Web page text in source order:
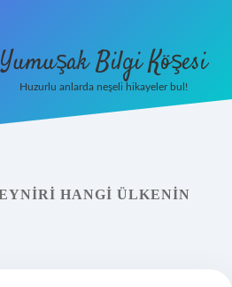
Yumuşak Bilgi Köşesi
Huzurlu anlarda neşeli hikayeler bul!
HANGI ÜLKENIN